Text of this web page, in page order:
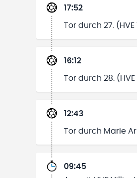
17:52
Tor durch 27.
16:12
Tor durch 28.
12:43
Tor durch Marie
09:45